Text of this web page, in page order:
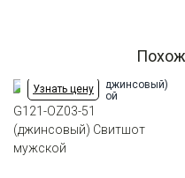
Узнать цену
G121-OZ03-51
(джинсовый) Свитшот
мужской